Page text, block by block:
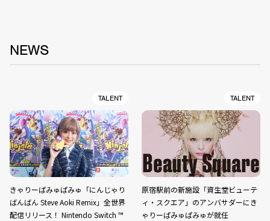
NEWS
TALENT
きゃりーぱみゅぱみゅ「にんじゃり
ばんばん Steve Aoki Remix」全世界
配信リリース！ Nintendo Switch ™️
TALENT
原宿駅前の新施設「資生堂ビューテ
ィ・スクエア」のアンバサダーにき
ゃりーぱみゅぱみゅが就任